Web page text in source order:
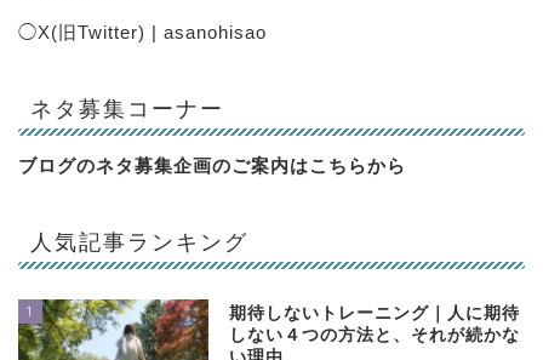
◯X(旧Twitter) | asanohisao
ネタ募集コーナー
ブログのネタ募集企画のご案内はこちらから
人気記事ランキング
1
期待しないトレーニング｜人に期待
しない４つの方法と、それが続かな